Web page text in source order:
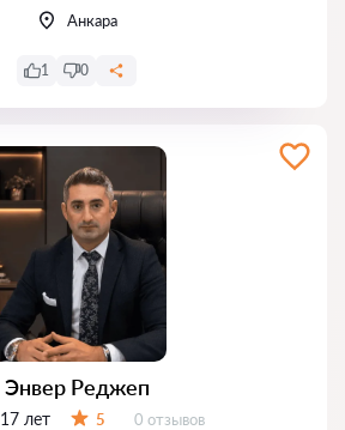
Анкара
1 0
Энвер Реджеп
17 лет 5 Отзывов:
0 отзывов